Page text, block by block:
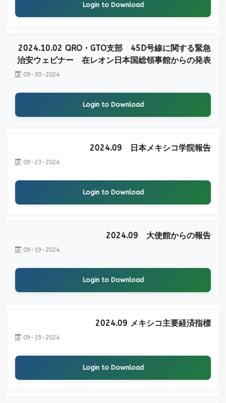
Login to Download
2024.10.02 QRO・GTO支部 45D号線に関する緊急
治安ウェビナー 在レオン日本国総領事館からの発表
09-30-2024
Login to Download
2024.09 日本メキシコ学院報告
09-23-2024
Login to Download
2024.09 大使館からの報告
09-19-2024
Login to Download
2024.09 メキシコ主要経済指標
09-19-2024
Login to Download